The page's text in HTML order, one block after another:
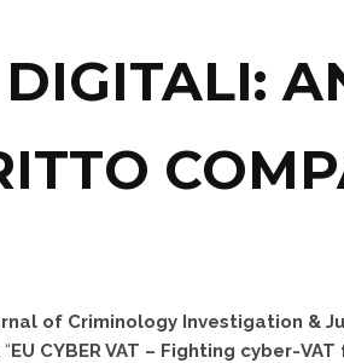
of Criminology Investigation &
EU CYBER VAT – Fighting cyber-